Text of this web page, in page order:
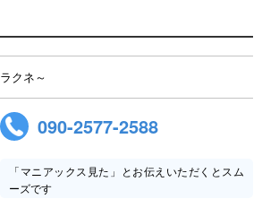
ラクネ～
090-2577-2588
「マニアックス見た」とお伝えいただくとスム
ーズです